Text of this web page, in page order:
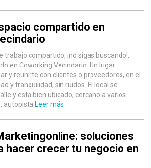
compartido en
trabajo compartido, ¡no sigas buscando!,
en Coworking Vecindario. Un lugar
y reunirte con clientes o proveedores, en el
y tranquilidad, sin ruidos. El local se
y está bien ubicado, cercano a varios
autopista Leer más
soluciones
hacer crecer tu negocio en